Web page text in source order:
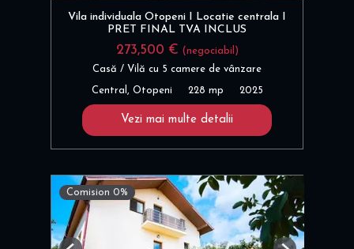
Vila individuala Otopeni I Locatie centrala I
PRET FINAL TVA INCLUS
273,500 € (negociabil)
Casă / Vilă cu 5 camere de vânzare
Central, Otopeni 228 mp 2025
Vezi mai multe detalii
Comision 0%